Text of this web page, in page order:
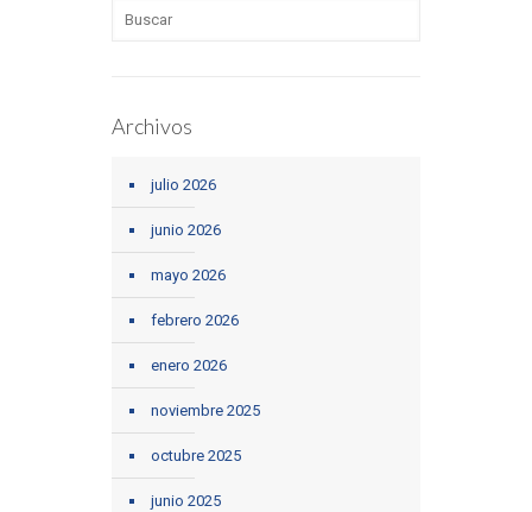
Archivos
julio 2026
junio 2026
mayo 2026
febrero 2026
enero 2026
noviembre 2025
octubre 2025
junio 2025